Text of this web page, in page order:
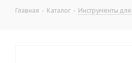
Главная - Каталог - Инструменты